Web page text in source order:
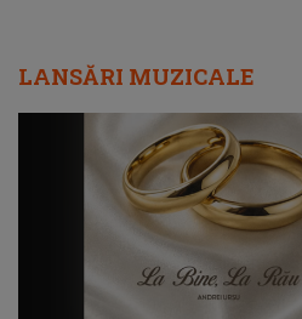
LANSĂRI MUZICALE